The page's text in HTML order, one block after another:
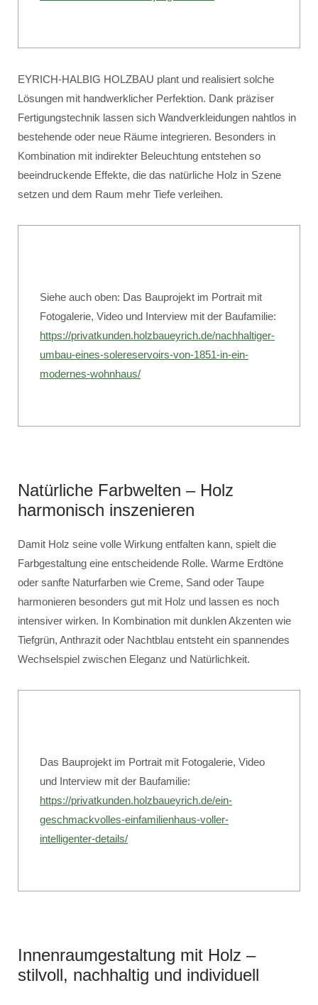
EYRICH-HALBIG HOLZBAU plant und realisiert solche
Lösungen mit handwerklicher Perfektion. Dank präziser
Fertigungstechnik lassen sich Wandverkleidungen nahtlos in
bestehende oder neue Räume integrieren. Besonders in
Kombination mit indirekter Beleuchtung entstehen so
beeindruckende Effekte, die das natürliche Holz in Szene
setzen und dem Raum mehr Tiefe verleihen.
Siehe auch oben: Das Bauprojekt im Portrait mit
Fotogalerie, Video und Interview mit der Baufamilie:
https://privatkunden.holzbaueyrich.de/nachhaltiger-
umbau-eines-solereservoirs-von-1851-in-ein-
modernes-wohnhaus/
Natürliche Farbwelten – Holz
harmonisch inszenieren
Damit Holz seine volle Wirkung entfalten kann, spielt die
Farbgestaltung eine entscheidende Rolle. Warme Erdtöne
oder sanfte Naturfarben wie Creme, Sand oder Taupe
harmonieren besonders gut mit Holz und lassen es noch
intensiver wirken. In Kombination mit dunklen Akzenten wie
Tiefgrün, Anthrazit oder Nachtblau entsteht ein spannendes
Wechselspiel zwischen Eleganz und Natürlichkeit.
Das Bauprojekt im Portrait mit Fotogalerie, Video
und Interview mit der Baufamilie:
https://privatkunden.holzbaueyrich.de/ein-
geschmackvolles-einfamilienhaus-voller-
intelligenter-details/
Innenraumgestaltung mit Holz –
stilvoll, nachhaltig und individuell